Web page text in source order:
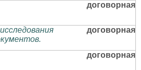
договорная
договорная
договорная